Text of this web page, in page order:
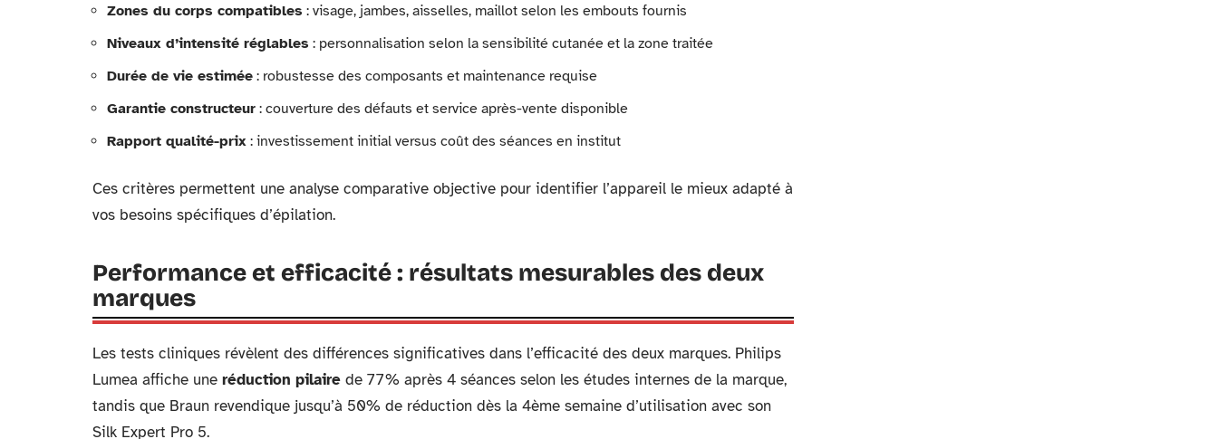
Zones du corps compatibles : visage, jambes, aisselles, maillot selon les embouts fournis
Niveaux d’intensité réglables : personnalisation selon la sensibilité cutanée et la zone traitée
Durée de vie estimée : robustesse des composants et maintenance requise
Garantie constructeur : couverture des défauts et service après-vente disponible
Rapport qualité-prix : investissement initial versus coût des séances en institut
Ces critères permettent une analyse comparative objective pour identifier l’appareil le mieux adapté à
vos besoins spécifiques d’épilation.
Performance et efficacité : résultats mesurables des deux
marques
Les tests cliniques révèlent des différences significatives dans l’efficacité des deux marques. Philips
Lumea affiche une réduction pilaire de 77% après 4 séances selon les études internes de la marque,
tandis que Braun revendique jusqu’à 50% de réduction dès la 4ème semaine d’utilisation avec son
Silk Expert Pro 5.